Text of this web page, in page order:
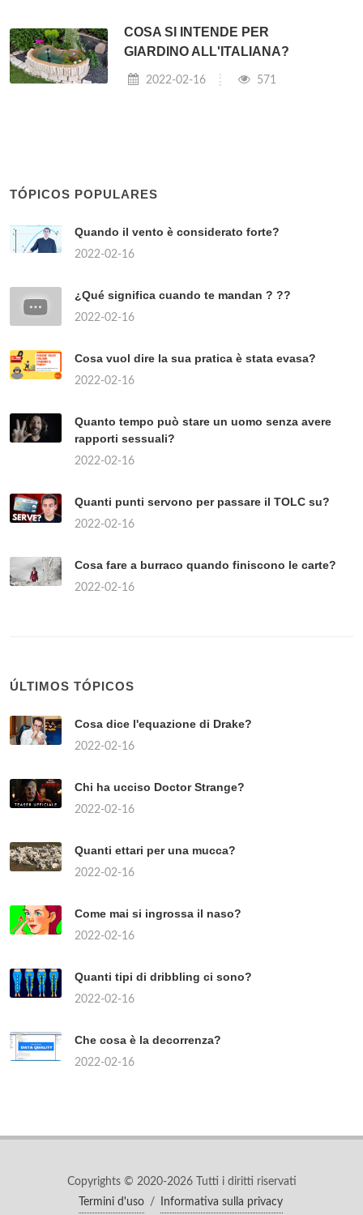
COSA SI INTENDE PER
GIARDINO ALL'ITALIANA?
2022-02-16 571
TÓPICOS POPULARES
Quando il vento è considerato forte?
2022-02-16
¿Qué significa cuando te mandan ? ??
2022-02-16
Cosa vuol dire la sua pratica è stata evasa?
2022-02-16
Quanto tempo può stare un uomo senza avere
rapporti sessuali?
2022-02-16
Quanti punti servono per passare il TOLC su?
2022-02-16
Cosa fare a burraco quando finiscono le carte?
2022-02-16
ÚLTIMOS TÓPICOS
Cosa dice l'equazione di Drake?
2022-02-16
Chi ha ucciso Doctor Strange?
2022-02-16
Quanti ettari per una mucca?
2022-02-16
Come mai si ingrossa il naso?
2022-02-16
Quanti tipi di dribbling ci sono?
2022-02-16
Che cosa è la decorrenza?
2022-02-16
Copyrights © 2020-2026 Tutti i diritti riservati
Termini d'uso
/ Informativa sulla privacy